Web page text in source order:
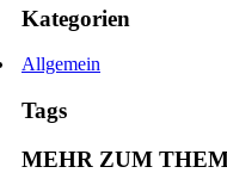
Kategorien
Allgemein
Tags
MEHR ZUM